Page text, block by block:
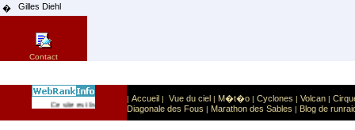
�
Gilles Diehl
Contact
Ce site est list� dans la cat�gorie Sport: Sports extr�mes
| Accueil | Vue du ciel | M�t�o | Cyclones | Volcan |
Diagonale des Fous | Marathon des Sables | Blog de